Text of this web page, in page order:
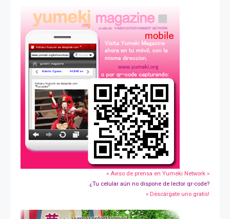
» Aviso de prensa en Yumeki Network »
¿Tu celular aún no dispone de lector qr-code?
» Descárgate uno gratis!